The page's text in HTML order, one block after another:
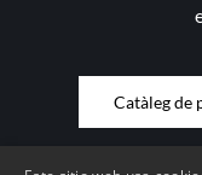
Catàleg de